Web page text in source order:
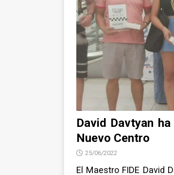
David Davtyan
Nuevo Centro
25/06/2022
El Maestro FIDE David